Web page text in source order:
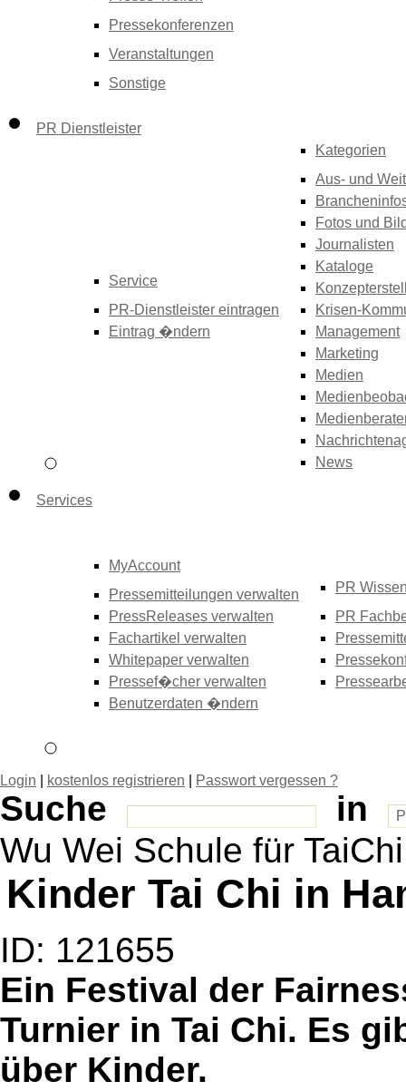
Pressekonferenzen
Veranstaltungen
Sonstige
PR Dienstleister
Service
PR-Dienstleister eintragen
Eintrag �ndern
Kategorien
Aus- und
Fotos und
Journalisten
Kataloge
Krisen-
Management
Marketing
Medien
News
Services
MyAccount
Pressemitteilungen verwalten
PressReleases verwalten
Fachartikel verwalten
Whitepaper verwalten
Pressef�cher verwalten
Benutzerdaten �ndern
PR
PR
Login kostenlos registrieren Passwort vergessen ?
Suche
in
Wu Wei Schule für
Kinder Tai Chi in
ID: 121655
Ein Festival der
Turnier in Tai Chi. Es
über Kinder.